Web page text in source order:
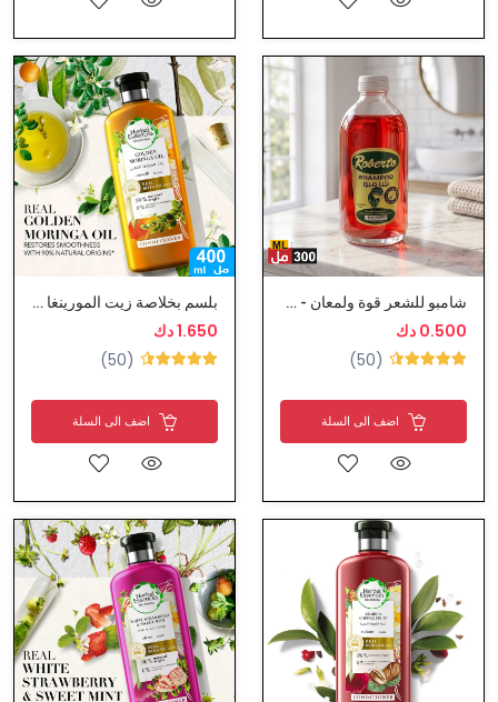
شامبو للشعر قوة ولمعان - روبيرتو
0.500 دك
(50)
اضف الى السلة
بلسم بخلاصة زيت المورينغا الذهبي من هيربال ايسنس
1.650 دك
(50)
اضف الى السلة